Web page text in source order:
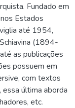
Fundado em
Estados
até 1954,
(1894-
as publicações
possuem em
com textos
última aborda
etc.